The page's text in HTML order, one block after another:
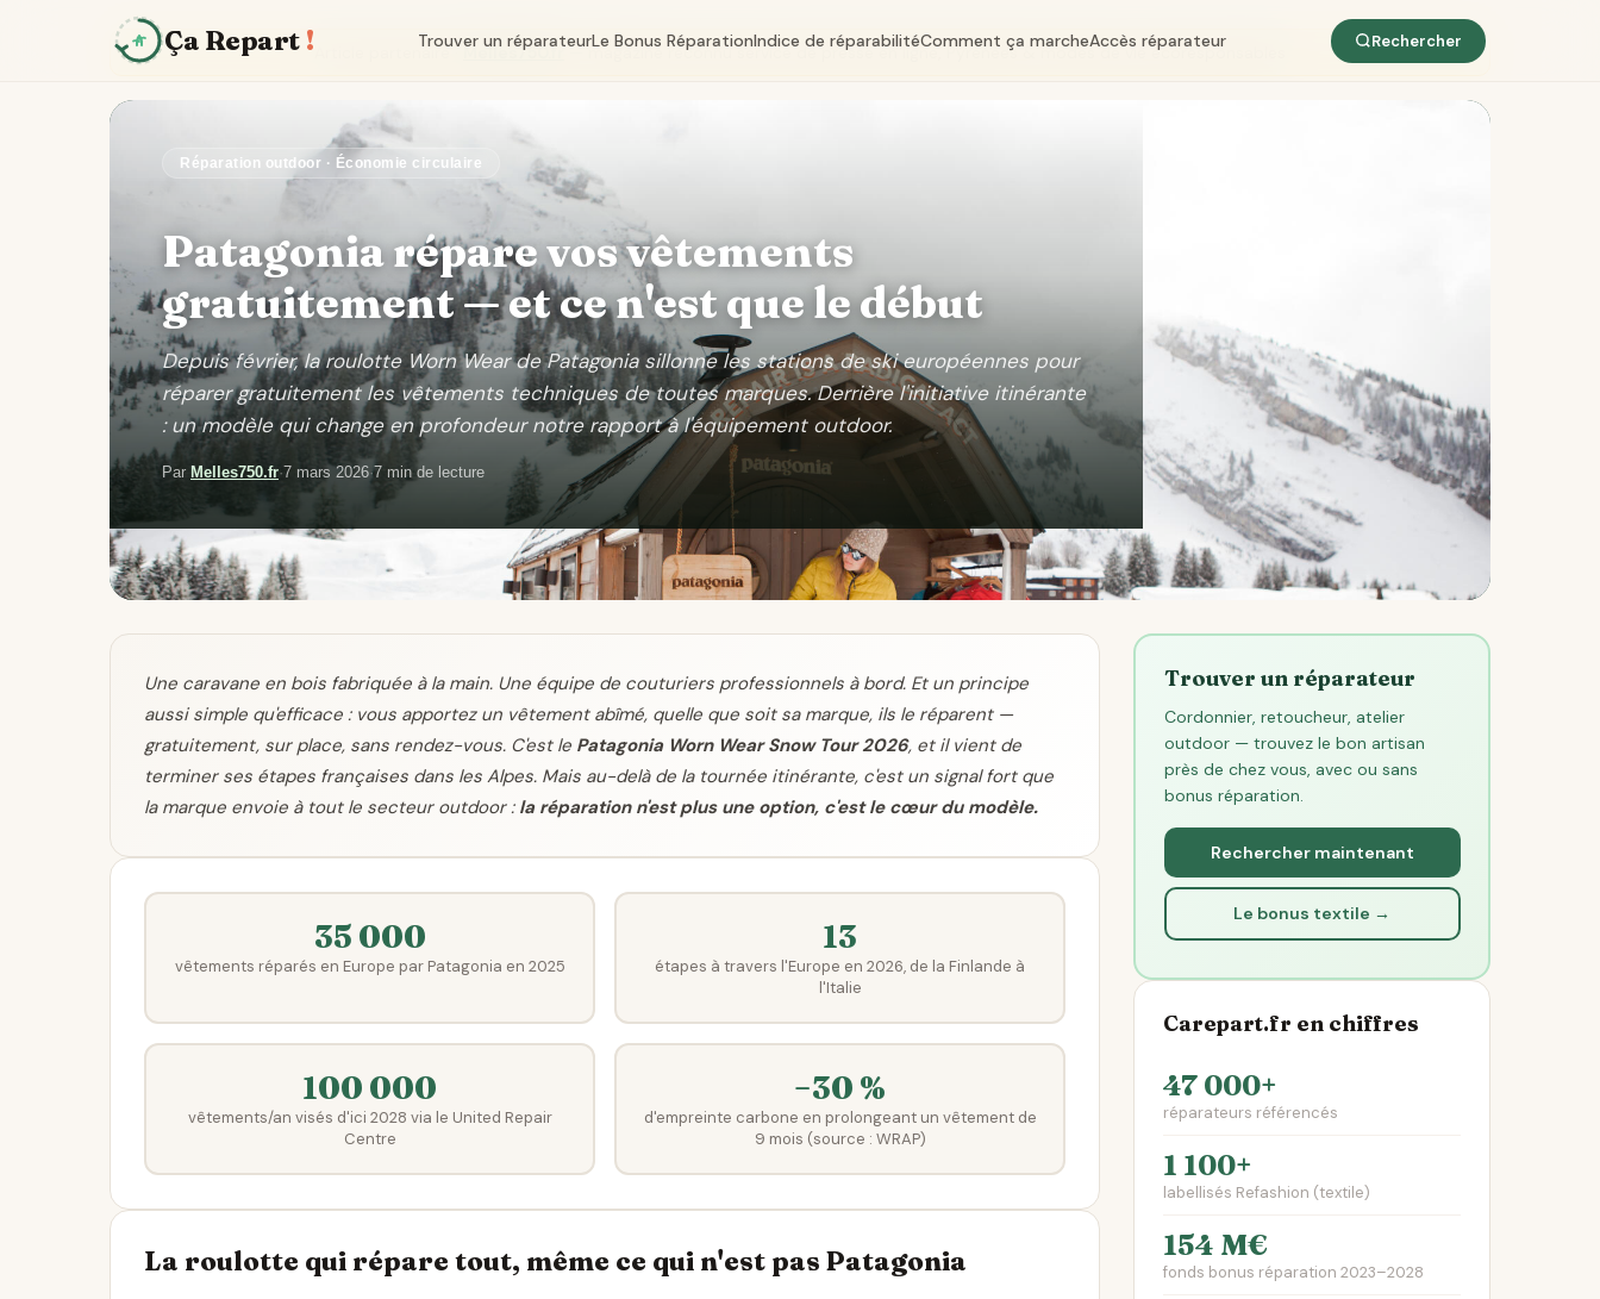
Ça Repart ! Trouver un réparateurLe Bonus RéparationIndice de réparabilitéComment ça marcheAccès réparateur Rechercher
Article partenaire ·Melles750.fr— magazine reconnu service de presse en ligne, Pyrénées & modes de vie écoresponsables
Réparation outdoor · Économie circulaire
Patagonia répare vos vêtements
gratuitement — et ce n'est que le début
Depuis février, la roulotte Worn Wear de Patagonia sillonne les stations de ski européennes pour
réparer gratuitement les vêtements techniques de toutes marques. Derrière l'initiative itinérante
: un modèle qui change en profondeur notre rapport à l'équipement outdoor.
Par Melles750.fr·7 mars 2026·7 min de lecture
Une caravane en bois fabriquée à la main. Une équipe de couturiers professionnels à bord. Et un principe
aussi simple qu'efficace : vous apportez un vêtement abîmé, quelle que soit sa marque, ils le réparent —
gratuitement, sur place, sans rendez-vous. C'est le Patagonia Worn Wear Snow Tour 2026, et il vient de
terminer ses étapes françaises dans les Alpes. Mais au-delà de la tournée itinérante, c'est un signal fort que
la marque envoie à tout le secteur outdoor : la réparation n'est plus une option, c'est le cœur du modèle.
35 000
vêtements réparés en Europe par Patagonia en 2025
13
étapes à travers l'Europe en 2026, de la Finlande à
l'Italie
100 000
vêtements/an visés d'ici 2028 via le United Repair
Centre
−30 %
d'empreinte carbone en prolongeant un vêtement de
9 mois (source : WRAP)
La roulotte qui répare tout, même ce qui n'est pas Patagonia
Trouver un réparateur
Cordonnier, retoucheur, atelier
outdoor — trouvez le bon artisan
près de chez vous, avec ou sans
bonus réparation.
Rechercher maintenant
Le bonus textile →
Carepart.fr en chiffres
47 000+
réparateurs référencés
1 100+
labellisés Refashion (textile)
154 M€
fonds bonus réparation 2023–2028